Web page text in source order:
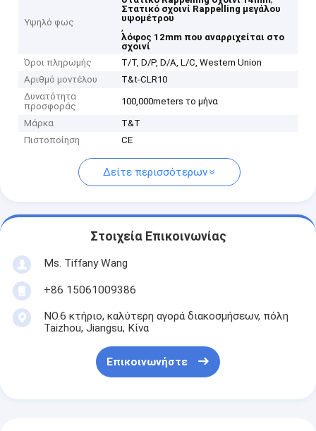
Υψηλό φως
Στατικό σχοινί Rappelling μεγάλου
υψομέτρου
,
λόφος 12mm που αναρριχείται στο
σχοινί
Όροι πληρωμής
T/T, D/P, D/A, L/C, Western Union
Αριθμό μοντέλου
T&t-CLR10
Δυνατότητα
προσφοράς
100,000meters το μήνα
Μάρκα
T&T
Πιστοποίηση
CE
Δείτε περισσότερων
Στοιχεία Επικοινωνίας
Ms. Tiffany Wang
+86 15061009386
NO.6 κτήριο, καλύτερη αγορά διακοσμήσεων, πόλη
Taizhou, Jiangsu, Κίνα
Επικοινωνήστε